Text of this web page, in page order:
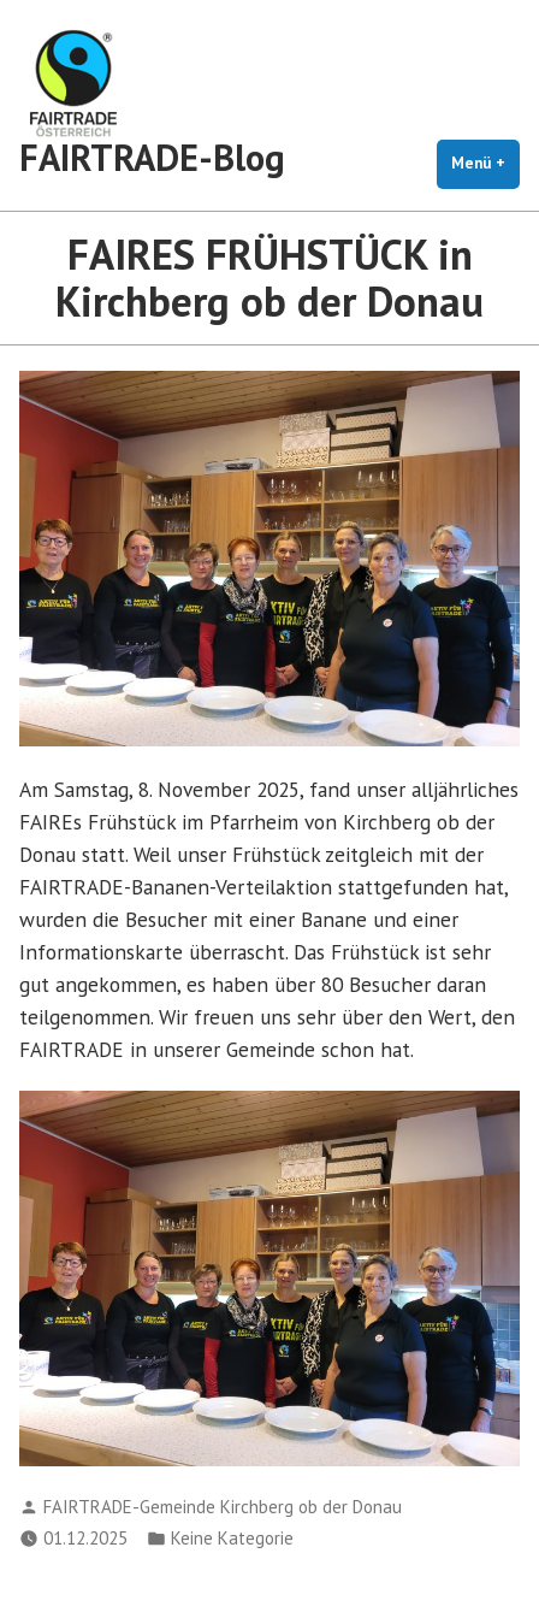
Inhalt
springen
FAIRTRADE-Blog Menü +
FAIRES FRÜHSTÜCK in
Kirchberg ob der Donau
Am Samstag, 8. November 2025, fand unser alljährliches
FAIREs Frühstück im Pfarrheim von Kirchberg ob der
Donau statt. Weil unser Frühstück zeitgleich mit der
FAIRTRADE-Bananen-Verteilaktion stattgefunden hat,
wurden die Besucher mit einer Banane und einer
Informationskarte überrascht. Das Frühstück ist sehr
gut angekommen, es haben über 80 Besucher daran
teilgenommen. Wir freuen uns sehr über den Wert, den
FAIRTRADE in unserer Gemeinde schon hat.
Verfasst
von
FAIRTRADE-Gemeinde Kirchberg ob der Donau
01.12.2025
Veröffentlicht
Keine Kategorie